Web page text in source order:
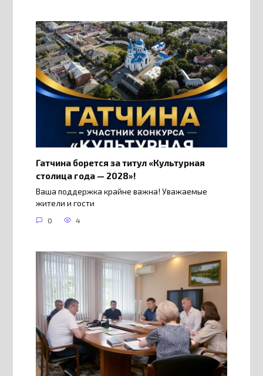
Гатчина борется за титул «Культурная
столица года — 2028»!
Ваша поддержка крайне важна! Уважаемые
жители и гости
0 4